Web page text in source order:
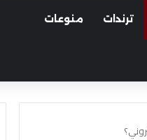
ترندات منوعات